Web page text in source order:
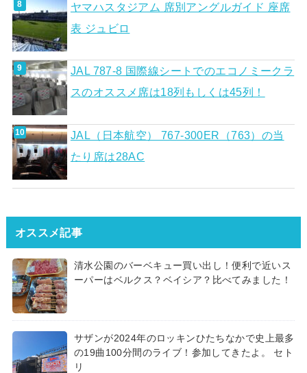
ヤマハスタジアム 席別アングルガイド 座席
表 ジュビロ
JAL 787-8 国際線シートでのエコノミークラ
スのオススメ席は18列もしくは45列！
JAL（日本航空） 767-300ER（763）の当
たり席は28AC
オススメ記事
清水公園のバーベキュー買い出し！便利で近いス
ーパーはベルクス？ベイシア？比べてみました！
サザンが2024年のロッキンひたちなかで史上最多
の19曲100分間のライブ！参加してきたよ。 セト
リ